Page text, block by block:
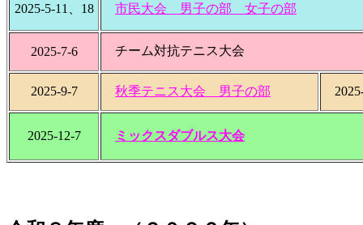
2025-5-11、18 市民大会 男子の部 女子の部
2025-7-6 チーム対抗テニス大会
2025-9-7 秋季テニス大会 男子の部
2025-12-7 ミックスダブルス大会